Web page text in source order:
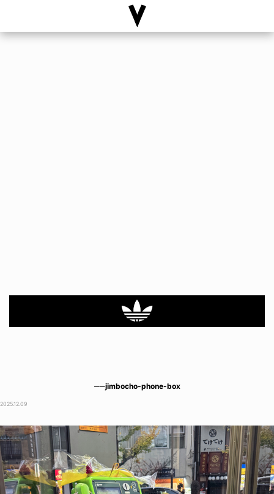
──jimbocho-phone-box
2025.12.09